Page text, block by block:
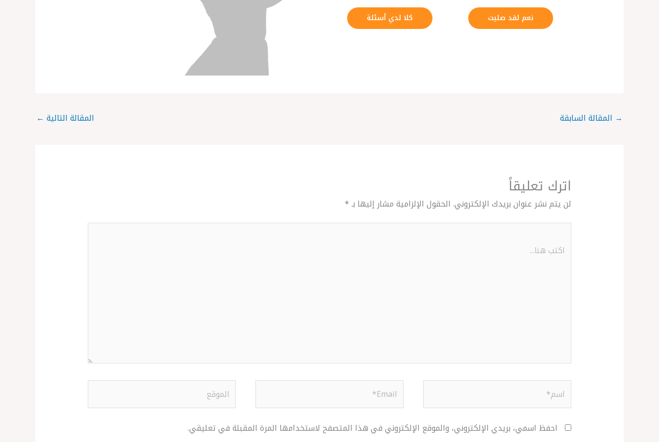
نعم لقد صليت كلا لدي أسئلة
→ المقالة السابقة المقالة التالية ←
اترك تعليقاً
لن يتم نشر عنوان بريدك الإلكتروني. الحقول الإلزامية مشار إليها بـ*
هنا...
اسم* Email* الموقع
احفظ اسمي، بريدي الإلكتروني، والموقع الإلكتروني في هذا المتصفح لاستخدامها المرة المقبلة في تعليقي.